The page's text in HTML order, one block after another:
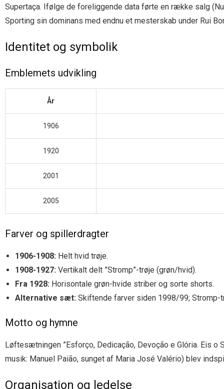
Supertaça. Ifølge de foreliggende data førte en række salg
Sporting sin dominans med endnu et mesterskab under Rui
Identitet og symbolik
Emblemets udvikling
År
1906
1920
2001
2005
Farver og spillerdragter
1906-1908: Helt hvid trøje.
1908-1927: Vertikalt delt ”Stromp”-trøje (grøn/hvid).
Fra 1928: Horisontale grøn-hvide striber og sorte shorts.
Alternative sæt: Skiftende farver siden 1998/99; Stromp-
Motto og hymne
Løftesætningen ”Esforço, Dedicação, Devoção e Glória. Eis o
musik: Manuel Paião, sunget af Maria José Valério) blev
Organisation og ledelse